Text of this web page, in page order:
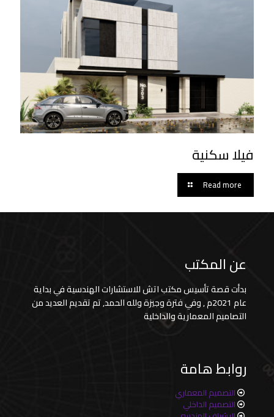
فيلا سكنية
Read more
عن المكتب
بدأت قصة تأسيس مكتب اتش للاستشارات الهندسية في بداية
عام 2021م , وفي فترة وجيزة ولله الحمد, تم تقديم العديد من
التصاميم المعمارية والداخلية
روابط هامة
التصميم المعماري
التصميم الداخلي